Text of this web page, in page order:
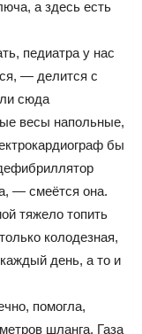
а здесь есть
педиатра у нас
— делится с
сюда
весы напольные,
бы
— смеётся она.
тяжело топить
колодезная,
день, а то и
помогла,
шланга. Газа